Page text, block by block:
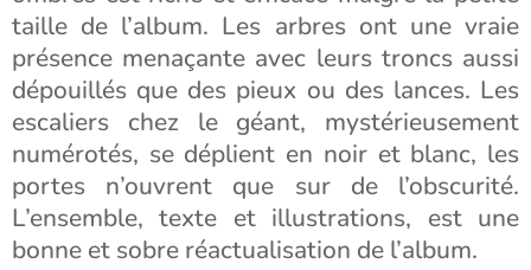
taille de l’album. Les arbres ont une vraie
présence menaçante avec leurs troncs aussi
dépouillés que des pieux ou des lances. Les
escaliers chez le géant, mystérieusement
numérotés, se déplient en noir et blanc, les
portes n’ouvrent que sur de l’obscurité.
L’ensemble, texte et illustrations, est une
bonne et sobre réactualisation de l’album.